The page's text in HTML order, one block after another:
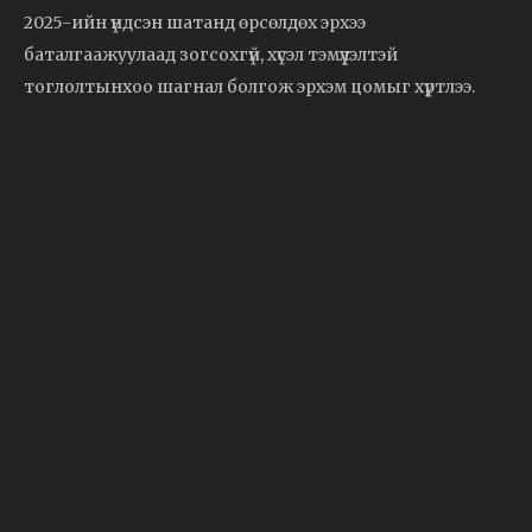
2025-ийн үндсэн шатанд өрсөлдөх эрхээ
баталгаажуулаад зогсохгүй, хүсэл тэмүүлэлтэй
тоглолтынхоо шагнал болгож эрхэм цомыг хүртлээ.